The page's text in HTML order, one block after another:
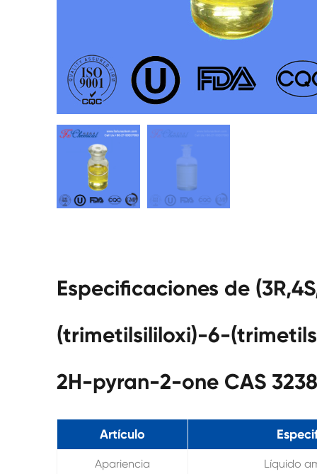
Especificaciones de
(trimetilsililoxi)-6-
2H-pyran-2-one CAS
Artículo
Apariencia Líquido